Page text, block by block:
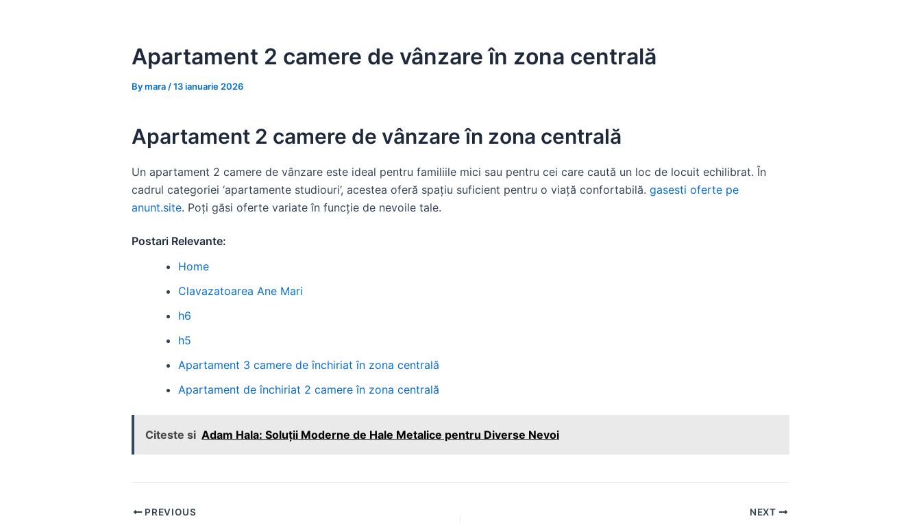
Apartament 2 camere de vânzare în zona centrală
Bymara /13 ianuarie 2026
Apartament 2 camere de vânzare în zona centrală
Un apartament 2 camere de vânzare este ideal pentru familiile mici sau pentru cei care caută un loc de locuit echilibrat. În
cadrul categoriei ‘apartamente studiouri’, acestea oferă spațiu suficient pentru o viață confortabilă. gasesti oferte pe
anunt.site. Poți găsi oferte variate în funcție de nevoile tale.
Postari Relevante:
Home
Clavazatoarea Ane Mari
h6
h5
Apartament 3 camere de închiriat în zona centrală
Apartament de închiriat 2 camere în zona centrală
Citeste si Adam Hala: Soluții Moderne de Hale Metalice pentru Diverse Nevoi
Post
PREVIOUS NEXT